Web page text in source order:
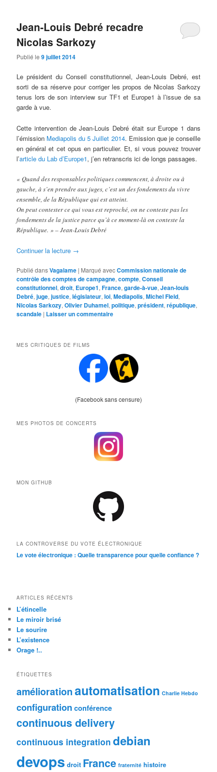
Jean-Louis Debré recadre
Nicolas Sarkozy
Publié le9 juillet 2014
Le président du Conseil constitutionnel, Jean-Louis Debré, est
sorti de sa réserve pour corriger les propos de Nicolas Sarkozy
tenus lors de son interview sur TF1 et Europe1 à l’issue de sa
garde à vue.
Cette intervention de Jean-Louis Debré était sur Europe 1 dans
l’émission Mediapolis du 5 Juillet 2014. Emission que je conseille
en général et cet opus en particulier. Et, si vous pouvez trouver
l’article du Lab d’Europe1, j’en retranscris ici de longs passages.
« Quand des responsables politiques commencent, à droite ou à
gauche, à s’en prendre aux juges, c’est un des fondements du vivre
ensemble, de la République qui est atteint.
On peut contester ce qui vous est reproché, on ne conteste pas les
fondements de la justice parce qu’à ce moment-là on conteste la
République. » – Jean-Louis Debré
Continuer la lecture →
Publié dansVagalame | Marqué avecCommission nationale de
contrôle des comptes de campagne,compte,Conseil
constitutionnel,droit, Europe1,France,garde-à-vue,Jean-louis
Debré,juge,justice,législateur,loi,Mediapolis,Michel FIeld,
Nicolas Sarkozy,Olivier Duhamel,politique,président,république,
scandale | Laisser un commentaire
MES CRITIQUES DE FILMS
(Facebook sans censure)
MES PHOTOS DE CONCERTS
MON GITHUB
LA CONTROVERSE DU VOTE ÉLECTRONIQUE
Le vote électronique : Quelle transparence pour quelle confiance ?
ARTICLES RÉCENTS
L’étincelle
Le miroir brisé
Le sourire
L’existence
Orage !..
ÉTIQUETTES
améliorationautomatisation Charlie Hebdo
configuration conférence
continuous delivery
continuous integration debian
devops droit France fraternité histoire